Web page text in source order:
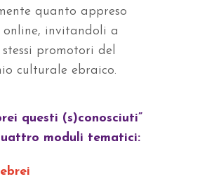
quanto appreso
online, invitandoli a
stessi promotori del
culturale ebraico.
questi (s)conosciuti”
moduli tematici: